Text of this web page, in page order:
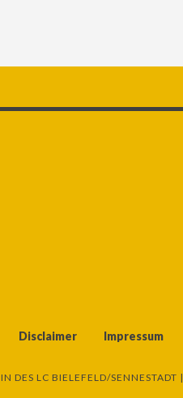
Feed
Disclaimer Impressum
DES LC BIELEFELD/SENNESTADT |